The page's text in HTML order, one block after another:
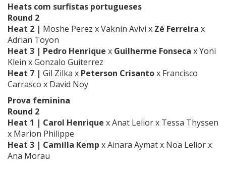
Heats com surfistas portugueses
Round 2
Heat 2 | Moshe Perez x Vaknin Avivi x Zé Ferreira x
Adrian Toyon
Heat 3 | Pedro Henrique x Guilherme Fonseca x Yoni
Klein x Gonzalo Guiterrez
Heat 7 | Gil Zilka x Peterson Crisantox Francisco
Carrasco x David Noy
Prova feminina
Round 2
Heat 1 | Carol Henrique x Anat Lelior x Tessa Thyssen
x Marion Philippe
Heat 3 | Camilla Kemp x Ainara Aymat x Noa Lelior x
Ana Morau